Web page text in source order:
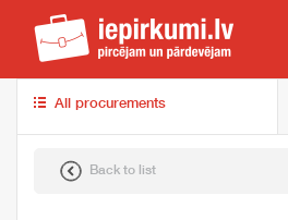
All procurements
Back to list